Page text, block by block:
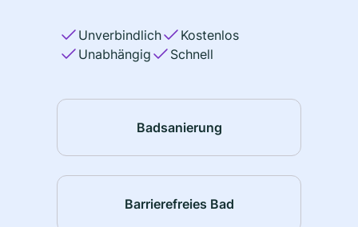
Unverbindlich
Kostenlos
Unabhängig
Schnell
Badsanierung
Barrierefreies Bad